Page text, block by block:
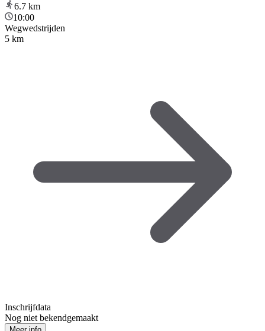
6.7 km
10:00
Wegwedstrijden
5 km
Inschrijfdata
Nog niet bekendgemaakt